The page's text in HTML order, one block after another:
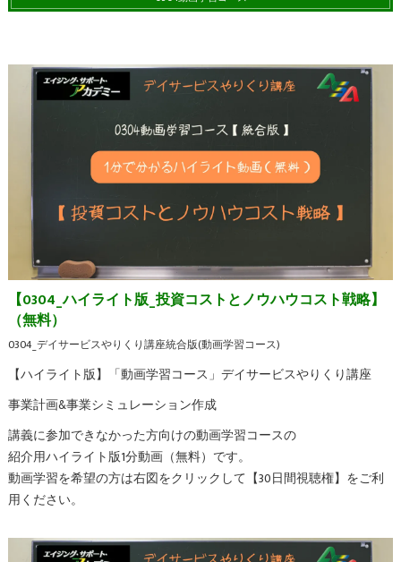
【0304_ハイライト版_投資コストとノウハウコスト戦略】
（無料）
0304_デイサービスやりくり講座統合版(動画学習コース)
【ハイライト版】「動画学習コース」デイサービスやりくり講座
事業計画&事業シミュレーション作成
講義に参加できなかった方向けの動画学習コースの
紹介用ハイライト版1分動画（無料）です。
動画学習を希望の方は右図をクリックして【30日間視聴権】をご利
用ください。